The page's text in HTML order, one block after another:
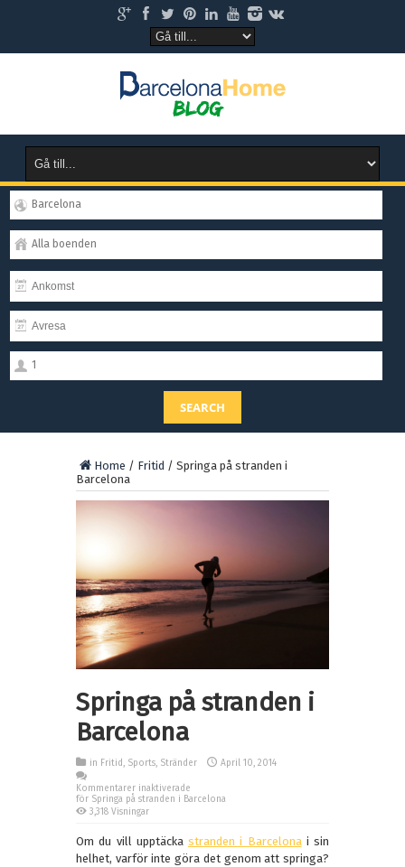
Barcelona
Alla boenden
1
SEARCH
Home / Fritid / Springa på stranden i
Barcelona
Springa på stranden i
Barcelona
in Fritid , Sports, Stränder April 10, 2014
Kommentarer inaktiverade
för Springa på stranden i Barcelona
3,318 Visningar
Om du vill upptäcka stranden i Barcelonai sin
helhet, varför inte göra det genom att springa?